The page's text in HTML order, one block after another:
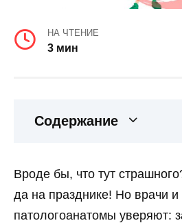
НА ЧТЕНИЕ
3 мин
Содержание
Вроде бы, что тут
да на празднике! Но врачи
патологоанатомы уверяют: